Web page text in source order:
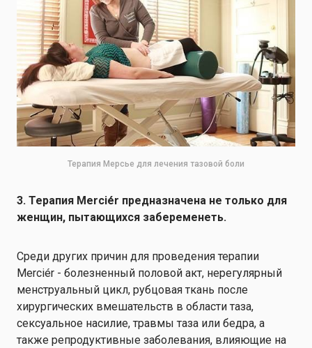
Терапия Мерсье для лечения тазовой боли
3. Терапия Merciér предназначена не только для
женщин, пытающихся забеременеть.
Среди других причин для проведения терапии
Merciér - болезненный половой акт, нерегулярный
менструальный цикл, рубцовая ткань после
хирургических вмешательств в области таза,
сексуальное насилие, травмы таза или бедра, а
также репродуктивные заболевания, влияющие на